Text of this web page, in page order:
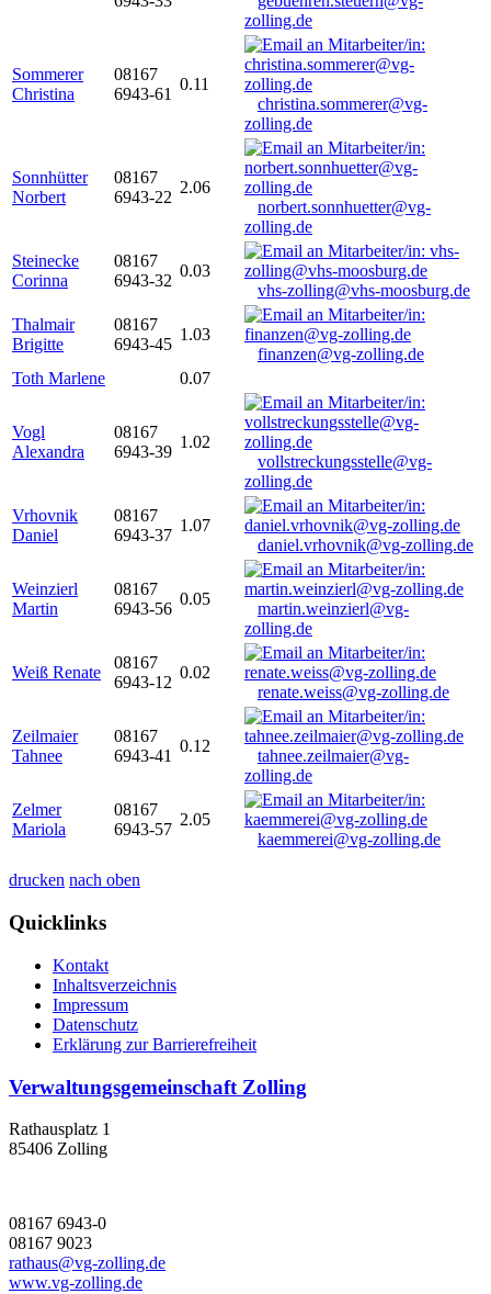
zolling.de
Sommerer
Christina
08167
6943-61
0.11
christina.sommerer@vg-
zolling.de
Sonnhütter
Norbert
08167
6943-22
2.06
norbert.sonnhuetter@vg-
zolling.de
Steinecke
Corinna
08167
6943-32
0.03
vhs-zolling@vhs-moosburg.de
Thalmair
Brigitte
08167
6943-45
1.03
finanzen@vg-zolling.de
Toth Marlene
0.07
Vogl
Alexandra
08167
6943-39
1.02
vollstreckungsstelle@vg-
zolling.de
Vrhovnik
Daniel
08167
6943-37
1.07
daniel.vrhovnik@vg-zolling.de
Weinzierl
Martin
08167
6943-56
0.05
martin.weinzierl@vg-
zolling.de
Weiß Renate
08167
6943-12
0.02
renate.weiss@vg-zolling.de
Zeilmaier
Tahnee
08167
6943-41
0.12
tahnee.zeilmaier@vg-
zolling.de
Zelmer
Mariola
08167
6943-57
2.05
kaemmerei@vg-zolling.de
drucken nach oben
Quicklinks
Kontakt
Inhaltsverzeichnis
Impressum
Datenschutz
Erklärung zur Barrierefreiheit
Verwaltungsgemeinschaft Zolling
Rathausplatz 1
85406 Zolling
08167 6943-0
08167 9023
rathaus@vg-zolling.de
www.vg-zolling.de